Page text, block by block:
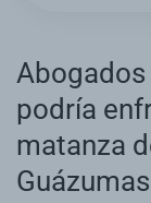
podría
matanza
Guázumas